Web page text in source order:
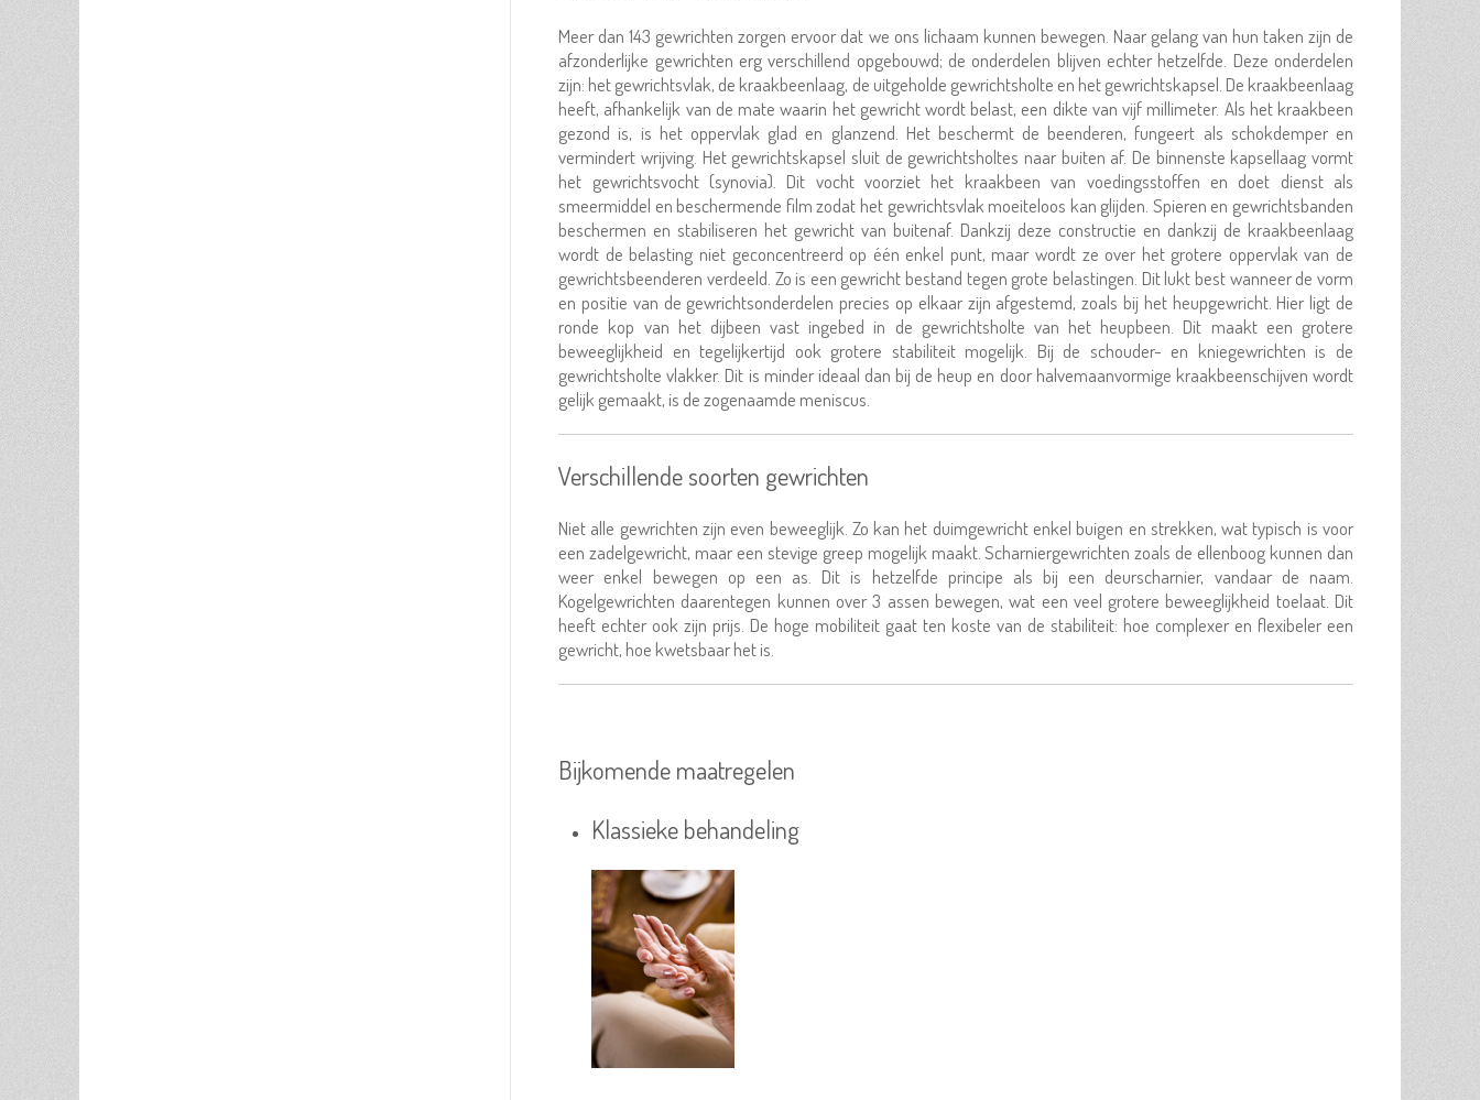
Meer dan 143 gewrichten zorgen ervoor dat we ons lichaam kunnen bewegen. Naar gelang van hun taken zijn de
afzonderlijke gewrichten erg verschillend opgebouwd; de onderdelen blijven echter hetzelfde. Deze onderdelen
zijn: het gewrichtsvlak, de kraakbeenlaag, de uitgeholde gewrichtsholte en het gewrichtskapsel. De kraakbeenlaag
heeft, afhankelijk van de mate waarin het gewricht wordt belast, een dikte van vijf millimeter. Als het kraakbeen
gezond is, is het oppervlak glad en glanzend. Het beschermt de beenderen, fungeert als schokdemper en
vermindert wrijving. Het gewrichtskapsel sluit de gewrichtsholtes naar buiten af. De binnenste kapsellaag vormt
het gewrichtsvocht (synovia). Dit vocht voorziet het kraakbeen van voedingsstoffen en doet dienst als
smeermiddel en beschermende film zodat het gewrichtsvlak moeiteloos kan glijden. Spieren en gewrichtsbanden
beschermen en stabiliseren het gewricht van buitenaf. Dankzij deze constructie en dankzij de kraakbeenlaag
wordt de belasting niet geconcentreerd op één enkel punt, maar wordt ze over het grotere oppervlak van de
gewrichtsbeenderen verdeeld. Zo is een gewricht bestand tegen grote belastingen. Dit lukt best wanneer de vorm
en positie van de gewrichtsonderdelen precies op elkaar zijn afgestemd, zoals bij het heupgewricht. Hier ligt de
ronde kop van het dijbeen vast ingebed in de gewrichtsholte van het heupbeen. Dit maakt een grotere
beweeglijkheid en tegelijkertijd ook grotere stabiliteit mogelijk. Bij de schouder- en kniegewrichten is de
gewrichtsholte vlakker. Dit is minder ideaal dan bij de heup en door halvemaanvormige kraakbeenschijven wordt
gelijk gemaakt, is de zogenaamde meniscus.
Verschillende soorten gewrichten
Niet alle gewrichten zijn even beweeglijk. Zo kan het duimgewricht enkel buigen en strekken, wat typisch is voor
een zadelgewricht, maar een stevige greep mogelijk maakt. Scharniergewrichten zoals de ellenboog kunnen dan
weer enkel bewegen op een as. Dit is hetzelfde principe als bij een deurscharnier, vandaar de naam.
Kogelgewrichten daarentegen kunnen over 3 assen bewegen, wat een veel grotere beweeglijkheid toelaat. Dit
heeft echter ook zijn prijs. De hoge mobiliteit gaat ten koste van de stabiliteit: hoe complexer en flexibeler een
gewricht, hoe kwetsbaar het is.
Bijkomende maatregelen
Klassieke behandeling